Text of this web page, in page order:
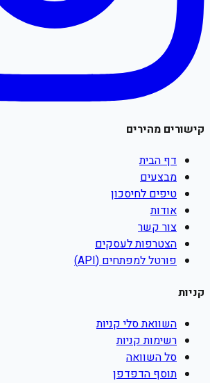
קישורים מהירים
דף הבית
מבצעים
טיפים לחיסכון
אודות
צור קשר
הצטרפות לעסקים
פורטל למפתחים (API)
קניות
השוואת סלי קניות
רשימות קניות
סל השוואה
תוסף הדפדפן